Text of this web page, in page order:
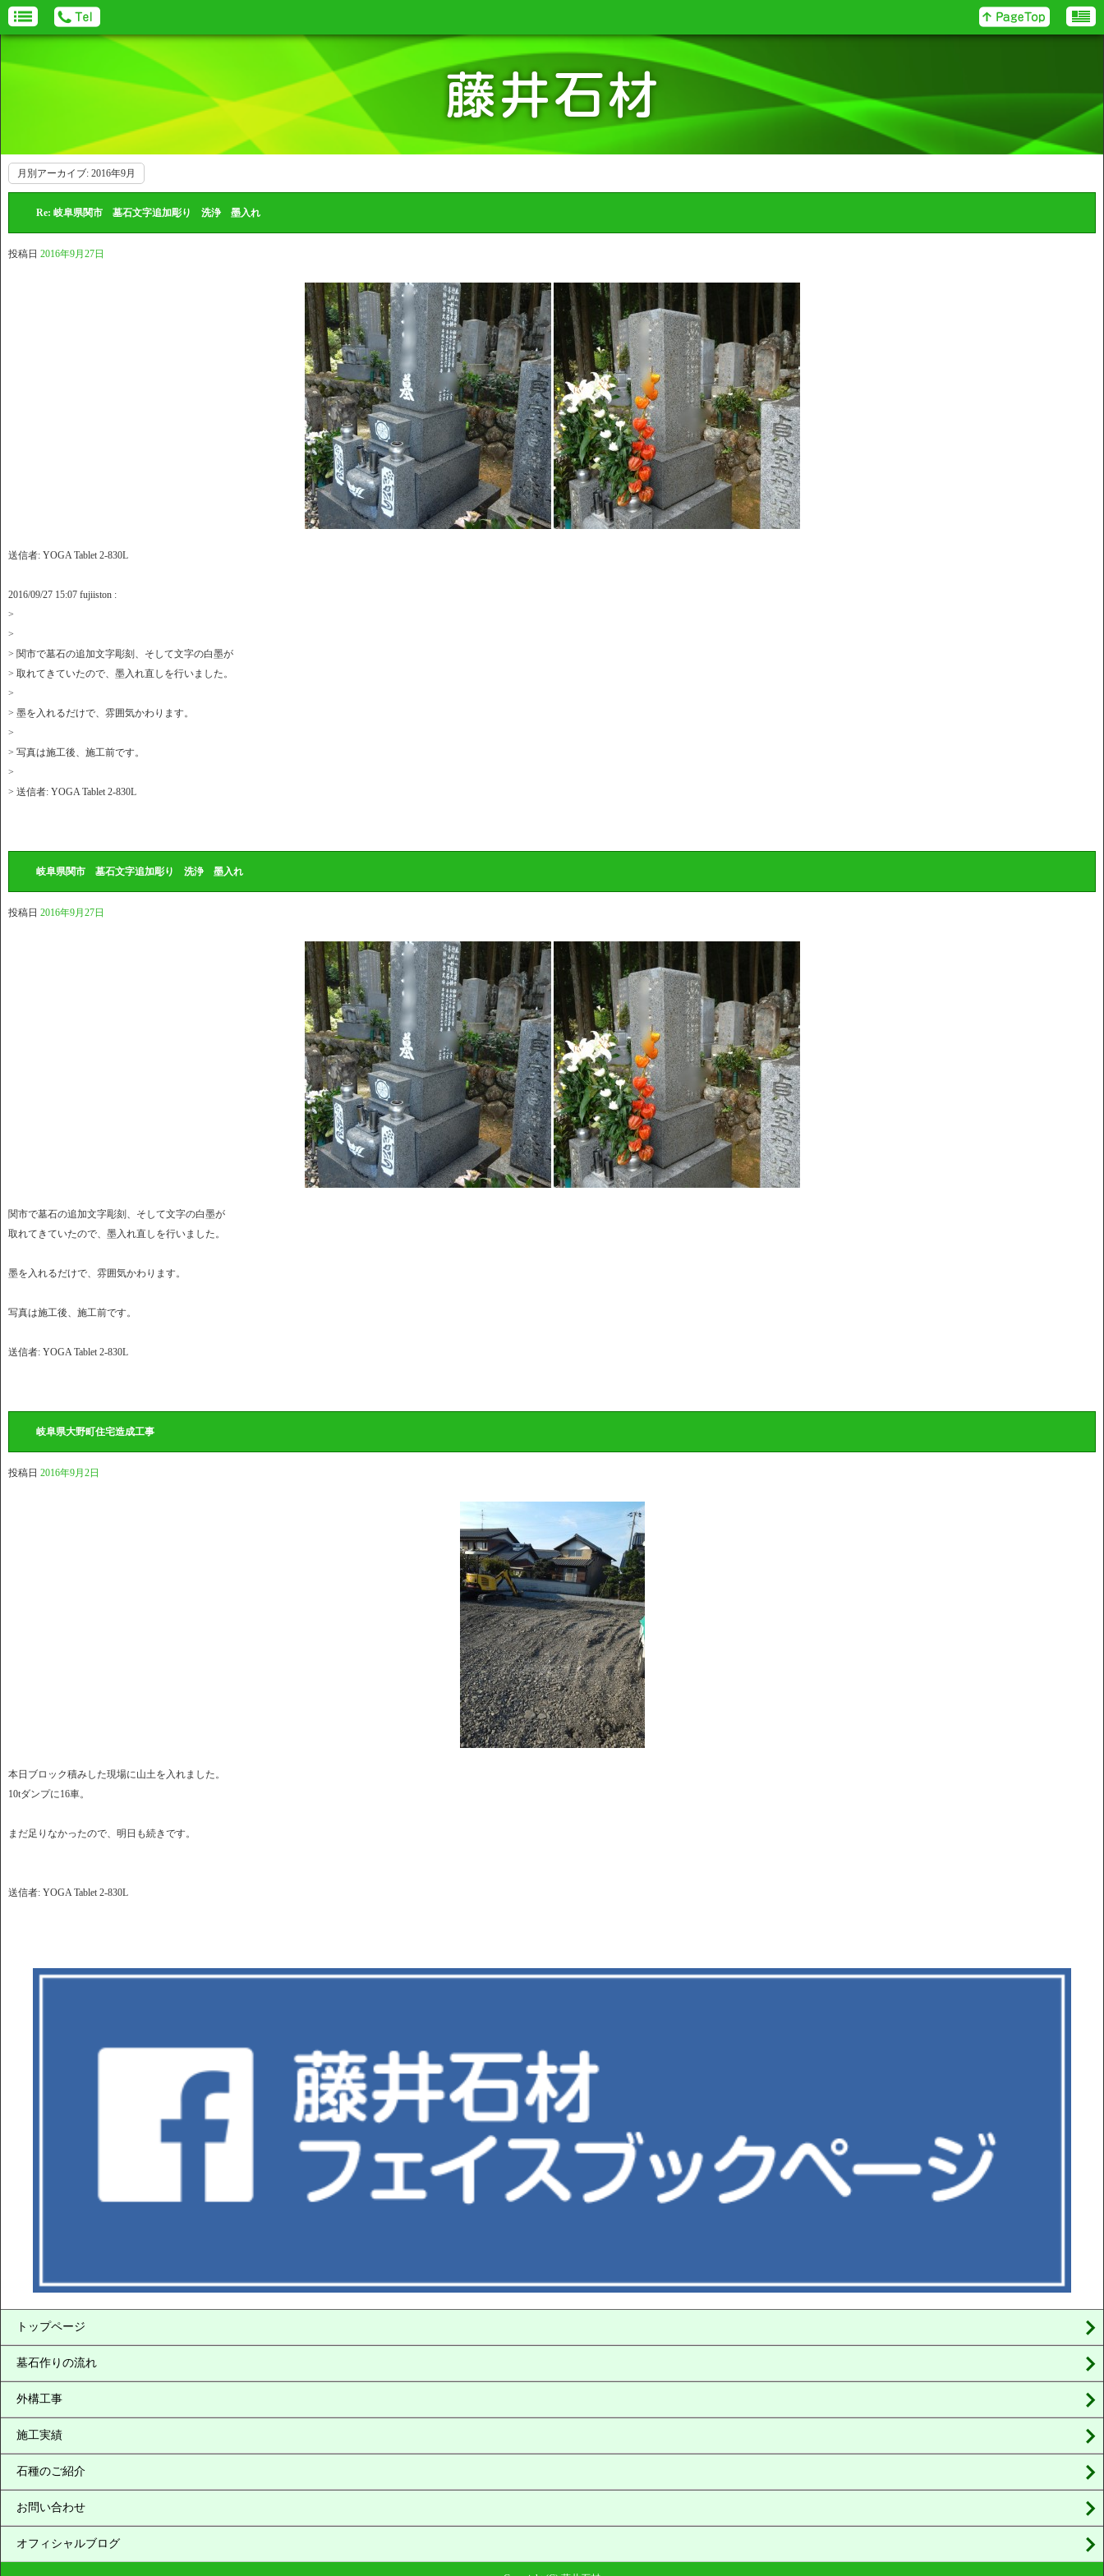
月別アーカイブ: 2016年9月
Re: 岐阜県関市 墓石文字追加彫り 洗浄 墨入れ
投稿日 2016年9月27日
送信者: YOGA Tablet 2-830L
2016/09/27 15:07 fujiiston :
>
>
> 関市で墓石の追加文字彫刻、そして文字の白墨が
> 取れてきていたので、墨入れ直しを行いました。
>
> 墨を入れるだけで、雰囲気かわります。
>
> 写真は施工後、施工前です。
>
> 送信者: YOGA Tablet 2-830L
岐阜県関市 墓石文字追加彫り 洗浄 墨入れ
投稿日 2016年9月27日
関市で墓石の追加文字彫刻、そして文字の白墨が
取れてきていたので、墨入れ直しを行いました。
墨を入れるだけで、雰囲気かわります。
写真は施工後、施工前です。
送信者: YOGA Tablet 2-830L
岐阜県大野町住宅造成工事
投稿日 2016年9月2日
本日ブロック積みした現場に山土を入れました。
10tダンプに16車。
まだ足りなかったので、明日も続きです。
送信者: YOGA Tablet 2-830L
トップページ
墓石作りの流れ
外構工事
施工実績
石種のご紹介
お問い合わせ
オフィシャルブログ